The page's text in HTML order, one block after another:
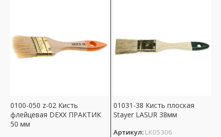
0100-050 z-02 Кисть
флейцевая DEXX ПРАКТИК
50 мм
01031-38 Кисть плоская
Stayer LASUR 38мм
Артикул: LK05306